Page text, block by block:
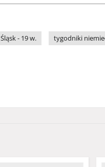
Śląsk - 19 w. tygodniki